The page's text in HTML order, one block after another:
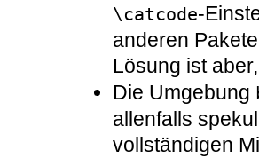
\catcode-
anderen
Lösung ist
Die Umgebung
allenfalls
vollständigen